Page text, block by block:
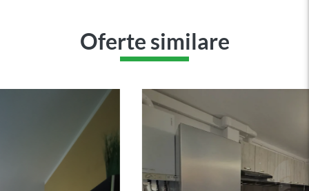
Oferte similare